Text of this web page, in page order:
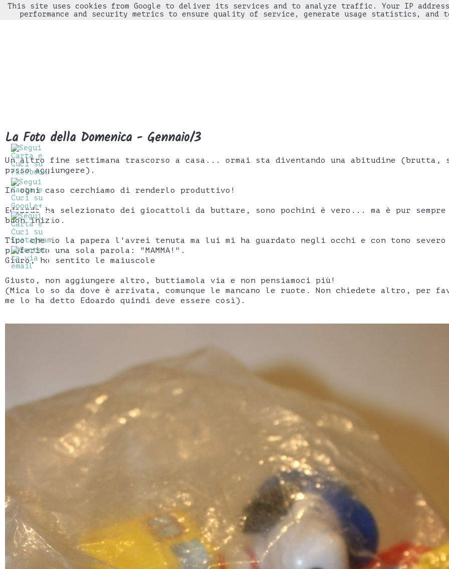
La Foto della Domenica - Gennaio/3
Un altro fine settimana trascorso a casa... ormai sta diventando una abitudine (brutta,
posso aggiungere).
In ogni caso cerchiamo di renderlo produttivo!
Edoardo ha selezionato dei giocattoli da buttare, sono pochini è vero... ma è pur sempre
buon inizio.
Tipo che io la papera l'avrei tenuta ma lui mi ha guardato negli occhi e con tono severo
proferito una sola parola: "MAMMA!".
Giuro, ho sentito le maiuscole
Giusto, non aggiungere altro, buttiamola via e non pensiamoci più!
(Mica lo so da dove è arrivata, comunque le mancano le ruote. Non chiedete altro, per
me lo ha detto Edoardo quindi deve essere così).
This site uses cookies from Google to deliver its services and to analyze traffic. Your IP address
performance and security metrics to ensure quality of service, generate usage statistics, and